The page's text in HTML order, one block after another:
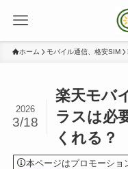
ホーム モバイル通信、格安SIM
楽天モバ
ラスは必
くれる？
2026
3/18
本ページはプロモーショ